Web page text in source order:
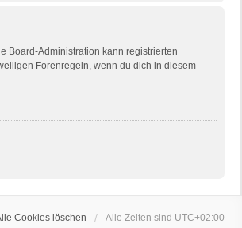
Board-Administration kann registrierten
Forenregeln, wenn du dich in diesem
Cookies löschen Alle Zeiten sind UTC+02:00